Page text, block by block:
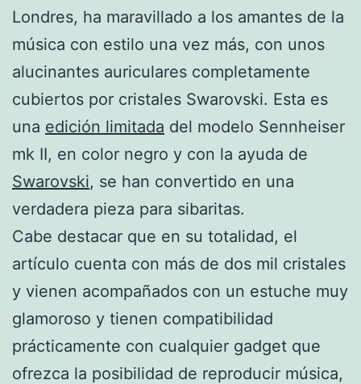
Londres, ha maravillado a los amantes de la
música con estilo una vez más, con unos
alucinantes auriculares completamente
cubiertos por cristales Swarovski. Esta es
una edición limitada del modelo Sennheiser
mk II, en color negro y con la ayuda de
Swarovski, se han convertido en una
verdadera pieza para sibaritas.
Cabe destacar que en su totalidad, el
artículo cuenta con más de dos mil cristales
y vienen acompañados con un estuche muy
glamoroso y tienen compatibilidad
prácticamente con cualquier gadget que
ofrezca la posibilidad de reproducir música,